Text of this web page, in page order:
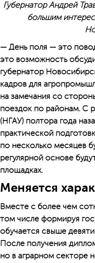
Губернатор Андрей
большим
— День поля — это
это возможность
губернатор
кадров для
на замечания со
поездок по районам. С
(НГАУ) полтора года
практической
по несколько месяцев
регулярной основе
площадках.
Меняется
Вместе с более чем
том числе формируя
обучается свыше
После получения
но в аграрном секторе